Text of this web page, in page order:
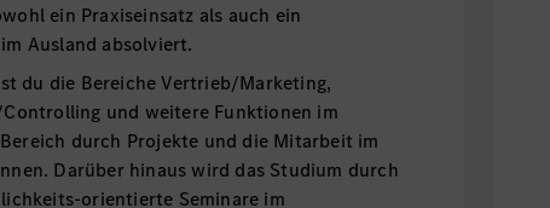
ein Praxiseinsatz als auch ein
Ausland absolviert.
du die Bereiche Vertrieb/Marketing,
und weitere Funktionen im
durch Projekte und die Mitarbeit im
Darüber hinaus wird das Studium durch
orientierte Seminare im